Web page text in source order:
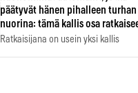
päätyvät hänen pihalleen turhan
nuorina: tämä kallis osa
Ratkaisijana on usein yksi kallis